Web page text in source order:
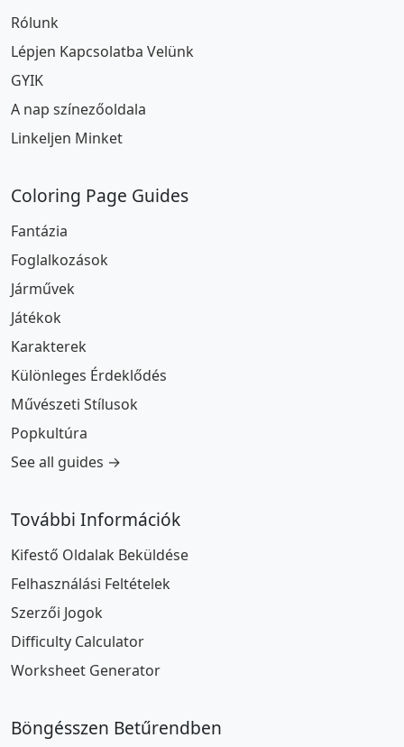
Rólunk
Lépjen Kapcsolatba Velünk
GYIK
A nap színezőoldala
Linkeljen Minket
Coloring Page Guides
Fantázia
Foglalkozások
Járművek
Játékok
Karakterek
Különleges Érdeklődés
Művészeti Stílusok
Popkultúra
See all guides →
További Információk
Kifestő Oldalak Beküldése
Felhasználási Feltételek
Szerzői Jogok
Difficulty Calculator
Worksheet Generator
Böngésszen Betűrendben